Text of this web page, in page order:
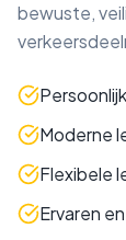
bewuste,
Moderne
Flexibele
Ervaren